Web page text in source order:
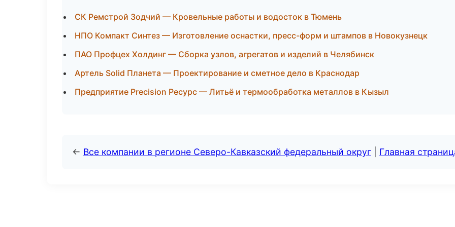
СК Ремстрой Зодчий — Кровельные работы и водосток в Тюмень
НПО Компакт Синтез — Изготовление оснастки, пресс-форм и штампов в Новокузнецк
ПАО Профцех Холдинг — Сборка узлов, агрегатов и изделий в Челябинск
Артель Solid Планета — Проектирование и сметное дело в Краснодар
Предприятие Precision Ресурс — Литьё и термообработка металлов в Кызыл
← Все компании в регионе Северо-Кавказский федеральный округ Главная